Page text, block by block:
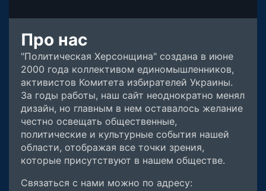
Про нас
"Политическая Херсонщина" создана в июне
2000 года коллективом единомышленников,
активистов Комитета избирателей Украины.
За годы работы, наш сайт неоднократно менял
дизайн, но главным в нем оставалось желание
честно освещать общественные,
политические и культурные события нашей
области, отображая все точки зрения,
которые присутствуют в нашем обществе.
Связаться с нами можно по адресу: